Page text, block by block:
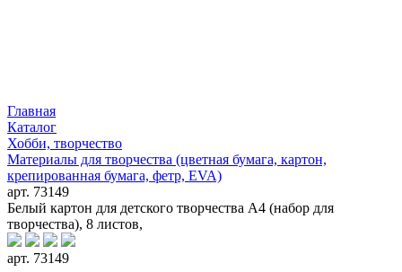
Главная
Каталог
Хобби, творчество
Материалы для творчества (цветная бумага, картон,
крепированная бумага, фетр, EVA)
арт. 73149
Белый картон для детского творчества А4 (набор для
творчества), 8 листов,
арт. 73149